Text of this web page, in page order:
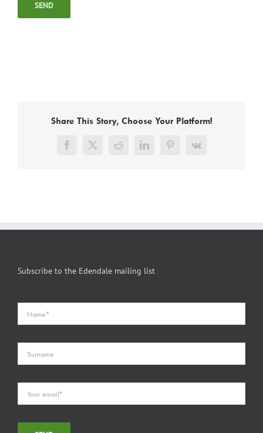
Share This Story, Choose Your Platform!
Facebook
X RedditLinkedInPinterest
Vk
Subscribe to the Edendale mailing list